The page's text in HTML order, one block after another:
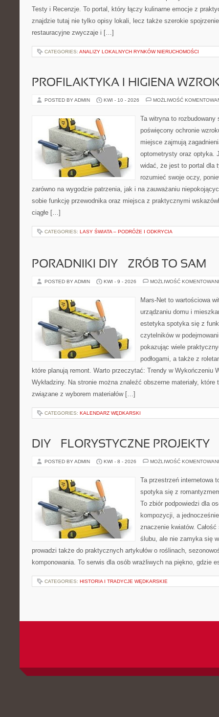
Testy i Recenzje. To portal, który łączy kulinarne emocje z
znajdzie tutaj nie tylko opisy lokali, lecz także szerokie
restauracyjne zwyczaje i […]
CATEGORIES: ANALIZY LOKALNYCH RYNKÓW NIERUCHOMOŚCI
PROFILAKTYKA I HIGIENA
POSTED BY ADMIN KWI - 10 - 2026 MOŻLIWOŚĆ
Ta witryna to rozbudowany
poświęcony ochronie
miejsce zajmują
optometrysty oraz optyka.
widać, że jest to portal dla
rozumieć swoje oczy,
zarówno na wygodzie patrzenia, jak i na zauważaniu
sobie funkcję przewodnika oraz miejsca z praktycznymi
ciągłe […]
CATEGORIES: LASY ŚWIATA – PODRÓŻE I ODKRYCIA
PORADNIKI DIY – ZRÓB TO SAM
POSTED BY ADMIN KWI - 9 - 2026 MOŻLIWOŚĆ
Mars-Net to wartościowa
urządzaniu domu i
estetyka spotyka się z
czytelników w
pokazując wiele
podłogami, a także z
które planują remont. Warto przeczytać: Trendy w Wykończeniu
Wykładziny. Na stronie można znaleźć obszerne materiały, które
związane z wyborem materiałów […]
CATEGORIES: KALENDARZ WĘDKARSKI
DIY – FLORYSTYCZNE PROJEKTY
POSTED BY ADMIN KWI - 8 - 2026 MOŻLIWOŚĆ
Ta przestrzeń internetowa
spotyka się z
To zbiór podpowiedzi dla
kompozycji, a
znaczenie kwiatów.
ślubu, ale nie zamyka się
prowadzi także do praktycznych artykułów o roślinach,
komponowania. To serwis dla osób wrażliwych na piękno, gdzie
CATEGORIES: HISTORIA I TRADYCJE WĘDKARSKIE